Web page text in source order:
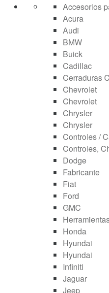
Accesorios
Acura
Audi
BMW
Buick
Cadillac
Cerraduras
Chevrolet
Chevrolet
Chrysler
Chrysler
Controles /
Controles,
Dodge
Fabricante
Fiat
Ford
GMC
Honda
Hyundai
Hyundai
Infiniti
Jaguar
Jeep